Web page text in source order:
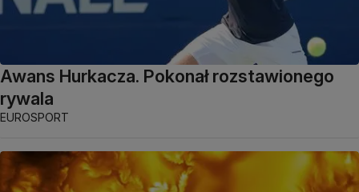
Awans Hurkacza. Pokonał rozstawionego
rywala
EUROSPORT